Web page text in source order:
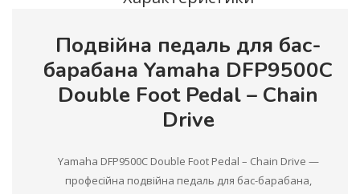
Подвійна педаль для бас-
барабана Yamaha DFP9500C
Double Foot Pedal – Chain
Drive
Yamaha DFP9500C Double Foot Pedal – Chain Drive —
професійна подвійна педаль для бас-барабана,